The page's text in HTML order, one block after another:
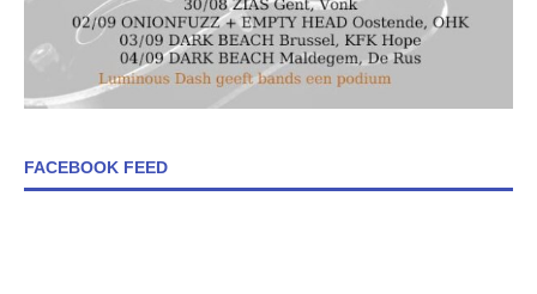
FACEBOOK FEED